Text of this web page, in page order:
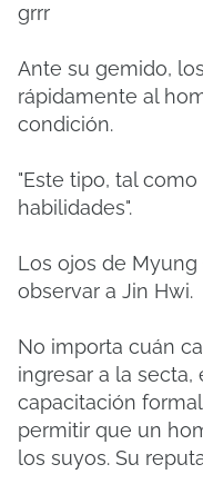
grrr
Ante su gemido,
rápidamente al
condición.
"Este tipo, tal
habilidades".
Los ojos de
observar a Jin Hwi.
No importa cuán
ingresar a la
capacitación
permitir que un
los suyos. Su